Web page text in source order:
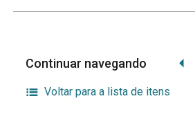
Continuar navegando
Voltar para a lista de itens